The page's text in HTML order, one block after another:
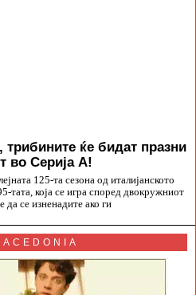
трибините ќе бидат празни
во Серија А!
125-та сезона од италијанското
тата, која се игра според двокружниот
да се изненадите ако ги